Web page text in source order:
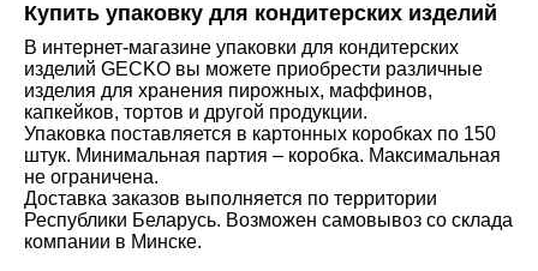
Купить упаковку для кондитерских изделий
В интернет-магазине упаковки для кондитерских
изделий GECKO вы можете приобрести различные
изделия для хранения пирожных, маффинов,
капкейков, тортов и другой продукции.
Упаковка поставляется в картонных коробках по 150
штук. Минимальная партия – коробка. Максимальная
не ограничена.
Доставка заказов выполняется по территории
Республики Беларусь. Возможен самовывоз со склада
компании в Минске.